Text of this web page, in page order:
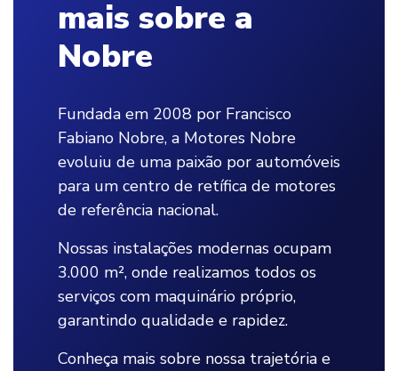
mais sobre a
Nobre
Fundada em 2008 por Francisco
Fabiano Nobre, a Motores Nobre
evoluiu de uma paixão por automóveis
para um centro de retífica de motores
de referência nacional.
Nossas instalações modernas ocupam
3.000 m², onde realizamos todos os
serviços com maquinário próprio,
garantindo qualidade e rapidez.
Conheça mais sobre nossa trajetória e